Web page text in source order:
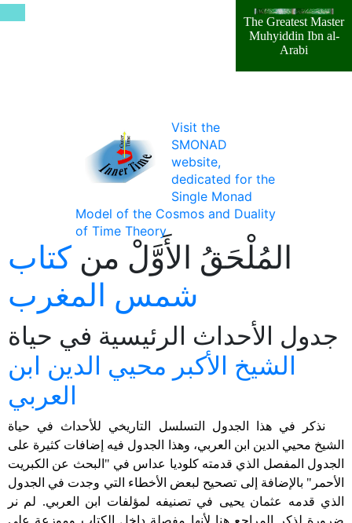
The Greatest Master
Muhyiddin Ibn al-
Arabi
Visit the
SMONAD
website,
dedicated for the
Single Monad
Model of the Cosmos and Duality
of Time Theory
المُلْحَقُ الأَوَّلْ من كتاب
شمس المغرب
جدول الأحداث الرئيسية في حياة
الشيخ الأكبر محيي الدين ابن
العربي
نذكر في هذا الجدول التسلسل التاريخي للأحداث في حياة
الشيخ محيي الدين ابن العربي، وهذا الجدول فيه إضافات كثيرة على
الجدول المفصل الذي قدمته كلوديا عداس في "البحث عن الكبريت
الأحمر" بالإضافة إلى تصحيح لبعض الأخطاء التي وجدت في الجدول
الذي قدمه عثمان يحيى في تصنيفه لمؤلفات ابن العربي. لم نر